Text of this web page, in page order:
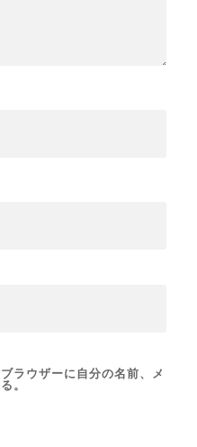
ラウザーに自分の名前、メ
。